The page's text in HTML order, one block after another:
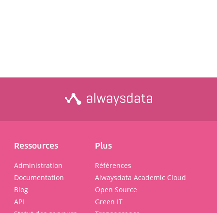
Ressources
Administration
Documentation
Blog
API
Plus
Références
Alwaysdata Academic Cloud
Open Source
Green IT